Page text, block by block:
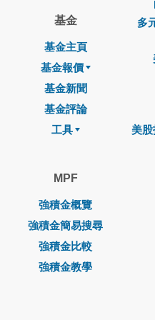
基金
基金主頁
基金報價
基金新聞
基金評論
工具
MPF
強積金概覽
強積金簡易搜尋
強積金比較
強積金教學
多
美